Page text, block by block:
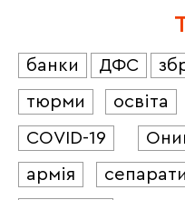
банки ДФС
тюрми
освіта
COVID-19
армія